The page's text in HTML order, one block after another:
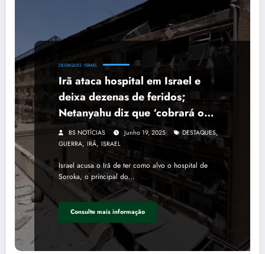
DESTAQUES ISRAEL
Irã ataca hospital em Israel e
deixa dezenas de feridos;
Netanyahu diz que ‘cobrará o
preço’ de Teerã
BS NOTÍCIAS Junho 19, 2025 DESTAQUES,
GUERRA, IRÃ, ISRAEL
Israel acusa o Irã de ter como alvo o hospital de
Soroka, o principal do…
Consulte mais informação